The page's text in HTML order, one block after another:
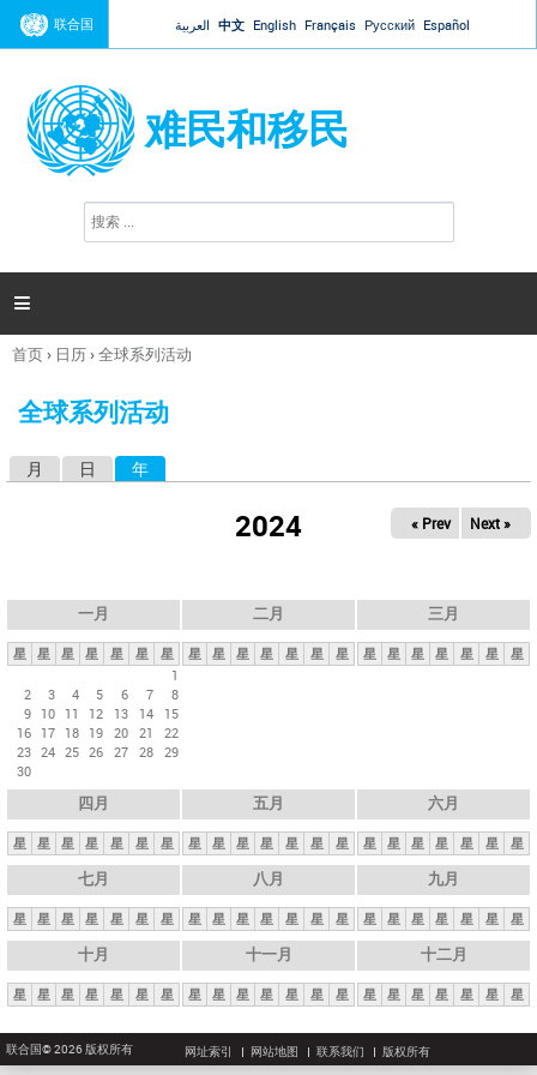
Jump to navigation
联合国 العربية 中文 English Français Русский Español
难民和移民
搜
索

你
这
首页› 日历›全球系列活动
全球系列活动
月 日 年
2024 « Prev Next »
一月
星 星 星 星 星 星
星
1
2
3 4 5 6 7
8
9 10 11 12 13 14
15
16 17 18 19 20 21
22
23 24 25 26 27 28 29
30
二月
星 星 星 星 星 星 星
三月
星 星 星 星 星 星 星
四月
星 星 星 星 星 星 星
五月
星 星 星 星 星 星 星
六月
星 星 星 星 星 星 星
七月
星 星 星 星 星 星 星
八月
星 星 星 星 星 星 星
九月
星 星 星 星 星 星 星
十月
星 星 星 星 星 星 星
十一月
星 星 星 星 星 星 星
十二月
星 星 星 星 星 星 星
联合国© 2026 版权所有 网址索引 网站地图 联系我们 版权所有